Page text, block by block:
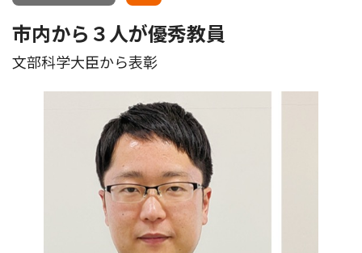
市内から３人が優秀教員
文部科学大臣から表彰